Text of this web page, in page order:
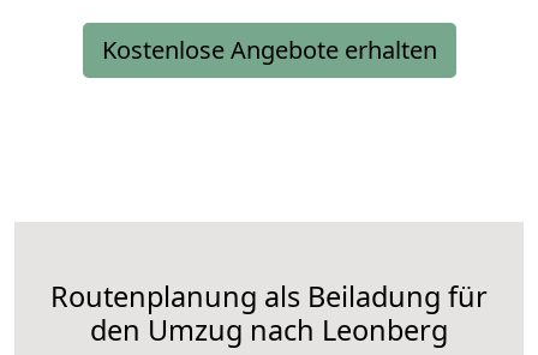
Kostenlose Angebote erhalten
Routenplanung als Beiladung für
den Umzug nach Leonberg